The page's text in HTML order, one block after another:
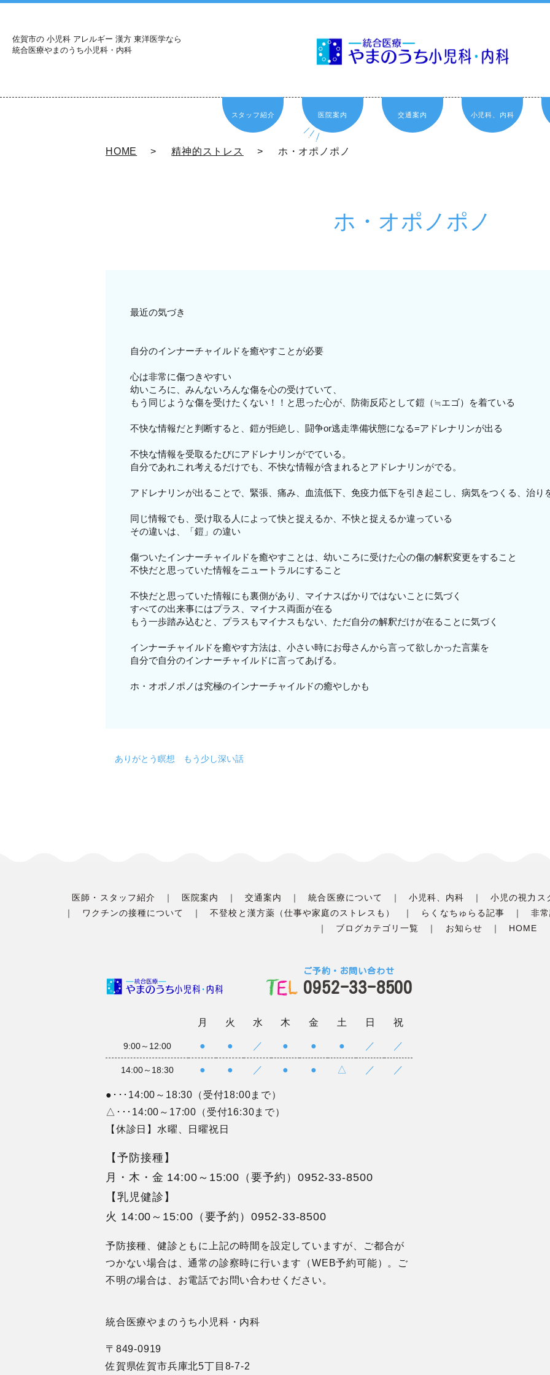
佐賀市の 小児科 アレルギー 漢方 東洋医学なら
統合医療やまのうち小児科・内科
スタッフ紹介 医院案内 交通案内 小児科、内科
HOME 精神的ストレス ホ・オポノポノ
ホ・オポノポノ
最近の気づき
自分のインナーチャイルドを癒やすことが必要
心は非常に傷つきやすい
幼いころに、みんないろんな傷を心の受けていて、
もう同じような傷を受けたくない！！と思った心が、防衛反応として鎧（≒エゴ）を着ている
不快な情報だと判断すると、鎧が拒絶し、闘争or逃走準備状態になる=アドレナリンが出る
不快な情報を受取るたびにアドレナリンがでている。
自分であれこれ考えるだけでも、不快な情報が含まれるとアドレナリンがでる。
アドレナリンが出ることで、緊張、痛み、血流低下、免疫力低下を引き起こし、病気をつくる、治り
同じ情報でも、受け取る人によって快と捉えるか、不快と捉えるか違っている
その違いは、「鎧」の違い
傷ついたインナーチャイルドを癒やすことは、幼いころに受けた心の傷の解釈変更をすること
不快だと思っていた情報をニュートラルにすること
不快だと思っていた情報にも裏側があり、マイナスばかりではないことに気づく
すべての出来事にはプラス、マイナス両面が在る
もう一歩踏み込むと、プラスもマイナスもない、ただ自分の解釈だけが在ることに気づく
インナーチャイルドを癒やす方法は、小さい時にお母さんから言って欲しかった言葉を
自分で自分のインナーチャイルドに言ってあげる。
ホ・オポノポノは究極のインナーチャイルドの癒やしかも
ありがとう瞑想 もう少し深い話
医師・スタッフ紹介 医院案内 交通案内 統合医療について 小児科、内科
小児の視力ス
ワクチンの接種について
不登校と漢方薬（仕事や家庭のストレスも） らくなちゅらる記事
非
ブログカテゴリ一覧
お知らせ HOME
ご予約・お問い合わせ
0952-33-8500
月 火 水 木 金 土 日 祝
9:00～12:00 ● ● ／ ● ● ● ／ ／
14:00～18:30 ● ● ／ ● ● △ ／ ／
●･･･14:00～18:30（受付18:00まで）
△･･･14:00～17:00（受付16:30まで）
【休診日】水曜、日曜祝日
【予防接種】
月・木・金 14:00～15:00（要予約） 0952-33-8500
【乳児健診】
火 14:00～15:00（要予約）0952-33-8500
予防接種、健診ともに上記の時間を設定していますが、ご都合が
つかない場合は、通常の診察時に行います（WEB予約可能）。ご
不明の場合は、お電話でお問い合わせください。
統合医療やまのうち小児科・内科
〒849-0919
佐賀県佐賀市兵庫北5丁目8-7-2